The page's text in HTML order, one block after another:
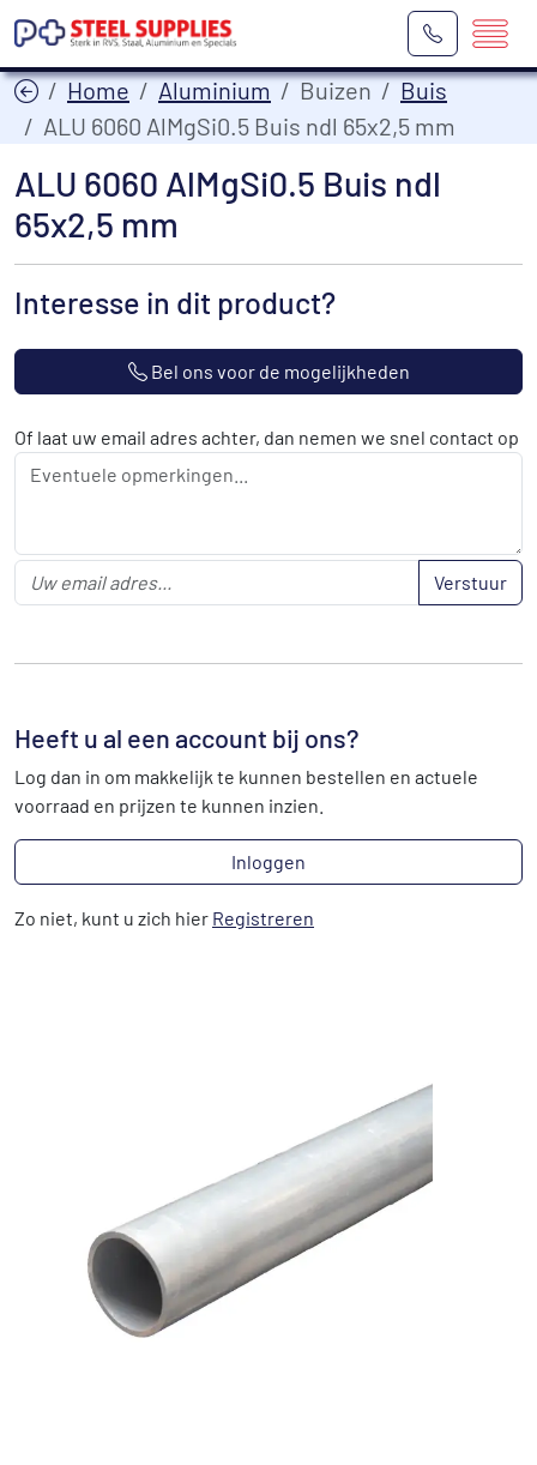
Home Aluminium Buizen
Buis
ALU 6060 AlMgSi0.5 Buis ndl 65x2,5 mm
ALU 6060 AlMgSi0.5 Buis ndl
65x2,5 mm
Interesse in dit product?
Bel ons voor de mogelijkheden
Of laat uw email adres achter, dan nemen we snel contact op
Verstuur
Heeft u al een account bij ons?
Log dan in om makkelijk te kunnen bestellen en actuele
voorraad en prijzen te kunnen inzien.
Inloggen
Zo niet, kunt u zich hier Registreren